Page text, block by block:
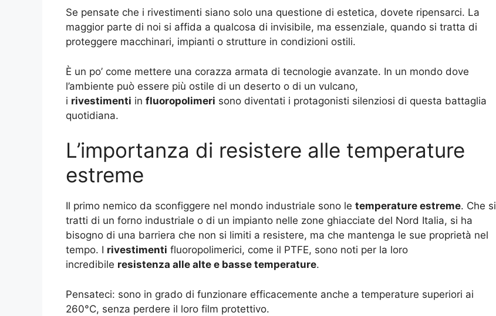
Se pensate che i rivestimenti siano solo una questione di estetica, dovete ripensarci. La
maggior parte di noi si affida a qualcosa di invisibile, ma essenziale, quando si tratta di
proteggere macchinari, impianti o strutture in condizioni ostili.
È un po’ come mettere una corazza armata di tecnologie avanzate. In un mondo dove
l’ambiente può essere più ostile di un deserto o di un vulcano,
i rivestimenti in fluoropolimeri sono diventati i protagonisti silenziosi di questa battaglia
quotidiana.
L’importanza di resistere alle temperature
estreme
Il primo nemico da sconfiggere nel mondo industriale sono le temperature estreme. Che si
tratti di un forno industriale o di un impianto nelle zone ghiacciate del Nord Italia, si ha
bisogno di una barriera che non si limiti a resistere, ma che mantenga le sue proprietà nel
tempo. I rivestimenti fluoropolimerici, come il PTFE, sono noti per la loro
incredibile resistenza alle alte e basse temperature.
Pensateci: sono in grado di funzionare efficacemente anche a temperature superiori ai
260°C, senza perdere il loro film protettivo.